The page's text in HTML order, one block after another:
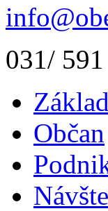
031/
Občan